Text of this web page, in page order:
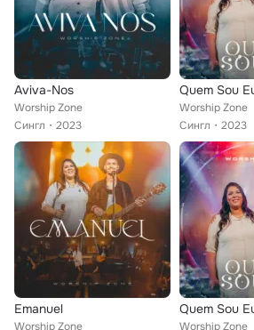
Aviva-Nos
Worship Zone
Сингл
2023
Worship Zone
Сингл
2023
Emanuel
Worship Zone
Quem Sou
Worship Zone